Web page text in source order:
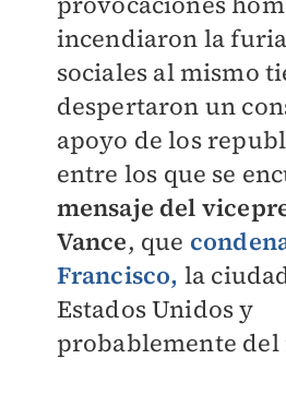
incendiaron la
sociales al mismo
despertaron un
apoyo de los
entre los que se
mensaje del
Vance, que
Francisco, la
Estados Unidos y
probablemente